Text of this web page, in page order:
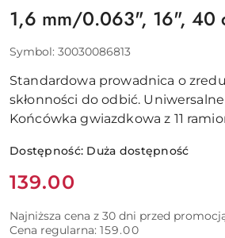
1,6 mm/0.063", 16", 40
Symbol: 30030086813
Standardowa prowadnica o
skłonności do odbić.
Końcówka gwiazdkowa z 11
Dostępność: Duża dostępność
Cena:
139.00
Najniższa cena z 30 dni przed
Cena regularna: 159.00